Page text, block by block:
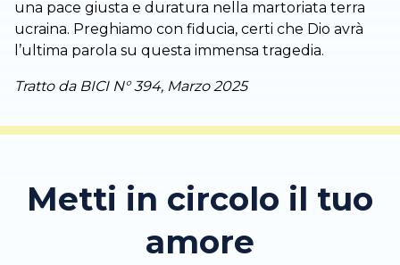
una pace giusta e duratura nella martoriata terra
ucraina. Preghiamo con fiducia, certi che Dio avrà
l’ultima parola su questa immensa tragedia.
Tratto da BICI N° 394, Marzo 2025
Metti in circolo il tuo
amore